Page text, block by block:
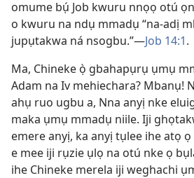
omume bụ́ Job kwuru nnọọ otú
o kwuru na ndụ mmadụ “na-adị
jupụtakwa ná nsogbu.”—Job 14:1.
Ma, Chineke ọ̀ gbahapụrụ ụmụ
Adam na Iv mehiechara? Mbanụ!
ahụ ruo ugbu a, Nna anyị nke
maka ụmụ mmadụ niile. Iji
emere anyị, ka anyị tụlee ihe atọ
e mee iji rụzie ụlọ na otú nke ọ
ihe Chineke merela iji weghachi